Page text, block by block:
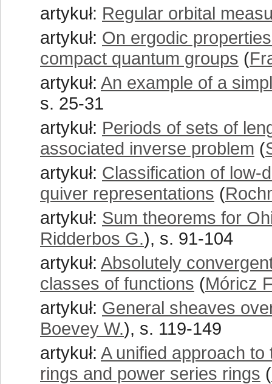
artykuł: Regular orbital
artykuł: On ergodic
compact quantum groups (
artykuł: An example of a
s. 25-31
artykuł: Periods of sets of
associated inverse problem (
artykuł: Classification of low-
quiver representations (
artykuł: Sum theorems for
Ridderbos G.), s. 91-104
artykuł: Absolutely
classes of functions (Móricz
artykuł: General sheaves
Boevey W.), s. 119-149
artykuł: A unified approach
rings and power series rings (